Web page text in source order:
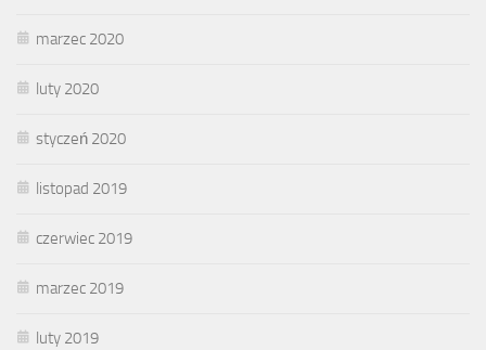
marzec 2020
luty 2020
styczeń 2020
listopad 2019
czerwiec 2019
marzec 2019
luty 2019